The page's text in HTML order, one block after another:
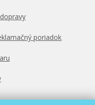
poriadok